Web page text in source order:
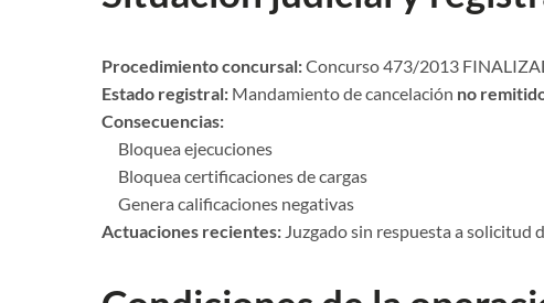
Procedimiento concursal:Concurso 473/2013
Estado registral: Mandamiento de cancelación no
Consecuencias:
Bloquea ejecuciones
Bloquea certificaciones de cargas
Genera calificaciones negativas
Actuaciones recientes: Juzgado sin respuesta a